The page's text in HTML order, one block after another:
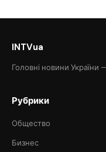
INTVua
Головні новини України —
Рубрики
Общество
Бизнес